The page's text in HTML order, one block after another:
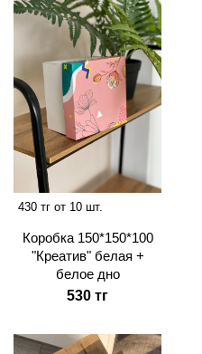
430 тг от 10 шт.
Коробка 150*150*100
"Креатив" белая +
белое дно
530 тг